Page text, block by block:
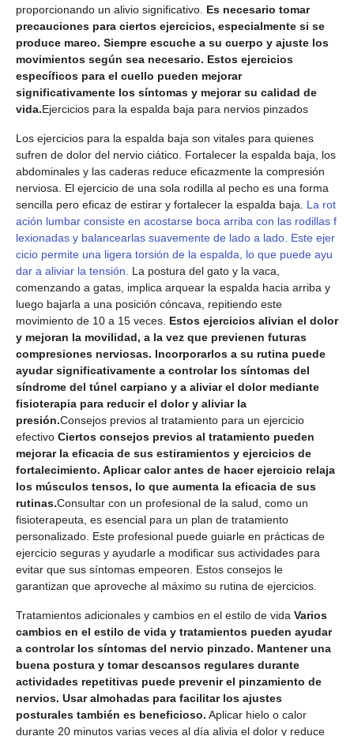
proporcionando un alivio significativo. Es necesario tomar
precauciones para ciertos ejercicios, especialmente si se
produce mareo. Siempre escuche a su cuerpo y ajuste los
movimientos según sea necesario. Estos ejercicios
específicos para el cuello pueden mejorar
significativamente los síntomas y mejorar su calidad de
vida.Ejercicios para la espalda baja para nervios pinzados
Los ejercicios para la espalda baja son vitales para quienes
sufren de dolor del nervio ciático. Fortalecer la espalda baja, los
abdominales y las caderas reduce eficazmente la compresión
nerviosa. El ejercicio de una sola rodilla al pecho es una forma
sencilla pero eficaz de estirar y fortalecer la espalda baja. La rot
ación lumbar consiste en acostarse boca arriba con las rodillas f
lexionadas y balancearlas suavemente de lado a lado. Este ejer
cicio permite una ligera torsión de la espalda, lo que puede ayu
dar a aliviar la tensión.
La postura del gato y la vaca,
comenzando a gatas, implica arquear la espalda hacia arriba y
luego bajarla a una posición cóncava, repitiendo este
movimiento de 10 a 15 veces. Estos ejercicios alivian el dolor
y mejoran la movilidad, a la vez que previenen futuras
compresiones nerviosas. Incorporarlos a su rutina puede
ayudar significativamente a controlar los síntomas del
síndrome del túnel carpiano y a aliviar el dolor mediante
fisioterapia para reducir el dolor y aliviar la
presión.Consejos previos al tratamiento para un ejercicio
efectivo Ciertos consejos previos al tratamiento pueden
mejorar la eficacia de sus estiramientos y ejercicios de
fortalecimiento. Aplicar calor antes de hacer ejercicio relaja
los músculos tensos, lo que aumenta la eficacia de sus
rutinas.Consultar con un profesional de la salud, como un
fisioterapeuta, es esencial para un plan de tratamiento
personalizado. Este profesional puede guiarle en prácticas de
ejercicio seguras y ayudarle a modificar sus actividades para
evitar que sus síntomas empeoren. Estos consejos le
garantizan que aproveche al máximo su rutina de ejercicios.
Tratamientos adicionales y cambios en el estilo de vida Varios
cambios en el estilo de vida y tratamientos pueden ayudar
a controlar los síntomas del nervio pinzado. Mantener una
buena postura y tomar descansos regulares durante
actividades repetitivas puede prevenir el pinzamiento de
nervios. Usar almohadas para facilitar los ajustes
posturales también es beneficioso. Aplicar hielo o calor
durante 20 minutos varias veces al día alivia el dolor y reduce